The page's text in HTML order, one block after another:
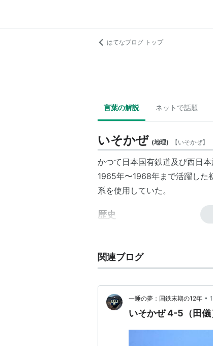
はてなブログ トップ
言葉の解説 ネットで話題
いそかぜ (地理) 【いそかぜ】
かつて 日本国有鉄道及び西日
1965年〜1968年まで活躍した
系を使用していた。
歴史
1968年
廃止
1985年
大阪〜博多間で運
1993年
博多 〜小倉 間廃止
2001年
米子〜 益田 間を特
関連ブログ
一睡の夢：国鉄末期の12年 •
いそかぜ 4-5（田儀